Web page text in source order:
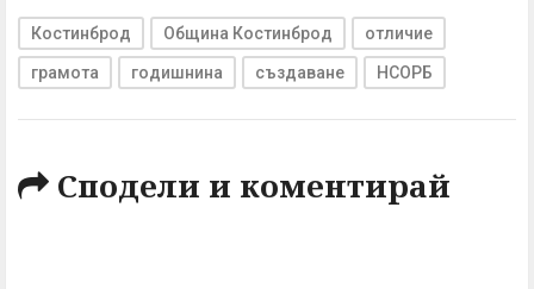
Костинброд Община Костинброд отличие
грамота годишнина създаване НСОРБ
Сподели и коментирай